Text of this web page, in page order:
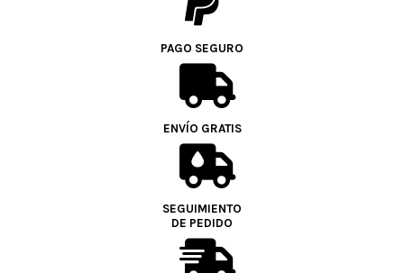
PAGO SEGURO
ENVÍO GRATIS
SEGUIMIENTO
DE PEDIDO